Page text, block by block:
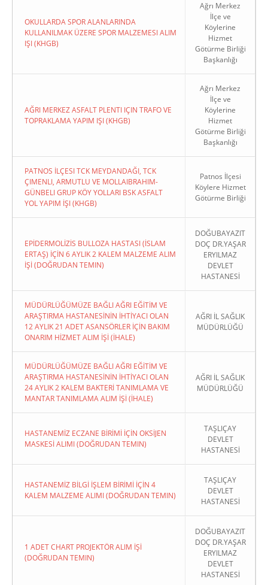
OKULLARDA SPOR ALANLARINDA
KULLANILMAK ÜZERE SPOR MALZEMESI ALIM
IŞI (KHGB)
Ağrı Merkez
İlçe ve
Köylerine
Hizmet
Götürme Birliği
Başkanlığı
AĞRI MERKEZ ASFALT PLENTI IÇIN TRAFO VE
TOPRAKLAMA YAPIM IŞI (KHGB)
Ağrı Merkez
İlçe ve
Köylerine
Hizmet
Götürme Birliği
Başkanlığı
PATNOS İLÇESI TCK MEYDANDAĞI, TCK
ÇIMENLI, ARMUTLU VE MOLLAIBRAHIM-
GÜNBELI GRUP KÖY YOLLARI BSK ASFALT
YOL YAPIM İŞI (KHGB)
Patnos İlçesi
Köylere Hizmet
Götürme Birliği
EPİDERMOLİZİS BULLOZA HASTASI (İSLAM
ERTAŞ) İÇİN 6 AYLIK 2 KALEM MALZEME ALIM
İŞİ (DOĞRUDAN TEMIN)
DOĞUBAYAZIT
DOÇ DR.YAŞAR
ERYILMAZ
DEVLET
HASTANESİ
MÜDÜRLÜĞÜMÜZE BAĞLI AĞRI EĞİTİM VE
ARAŞTIRMA HASTANESİNİN İHTİYACI OLAN
12 AYLIK 21 ADET ASANSÖRLER İÇİN BAKIM
ONARIM HİZMET ALIM İŞİ (İHALE)
AĞRI İL SAĞLIK
MÜDÜRLÜĞÜ
MÜDÜRLÜĞÜMÜZE BAĞLI AĞRI EĞİTİM VE
ARAŞTIRMA HASTANESİNİN İHTİYACI OLAN
24 AYLIK 2 KALEM BAKTERİ TANIMLAMA VE
MANTAR TANIMLAMA ALIM İŞİ (İHALE)
AĞRI İL SAĞLIK
MÜDÜRLÜĞÜ
HASTANEMİZ ECZANE BİRİMİ İÇİN OKSİJEN
MASKESİ ALIMI (DOĞRUDAN TEMIN)
TAŞLIÇAY
DEVLET
HASTANESİ
HASTANEMİZ BİLGİ İŞLEM BİRİMİ İÇİN 4
KALEM MALZEME ALIMI (DOĞRUDAN TEMIN)
TAŞLIÇAY
DEVLET
HASTANESİ
1 ADET CHART PROJEKTÖR ALIM İŞİ
(DOĞRUDAN TEMIN)
DOĞUBAYAZIT
DOÇ DR.YAŞAR
ERYILMAZ
DEVLET
HASTANESİ